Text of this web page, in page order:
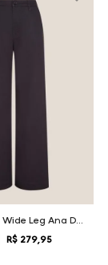
Calça Sarja Wide Leg Ana Dudalina Feminina
R$ 279, 95